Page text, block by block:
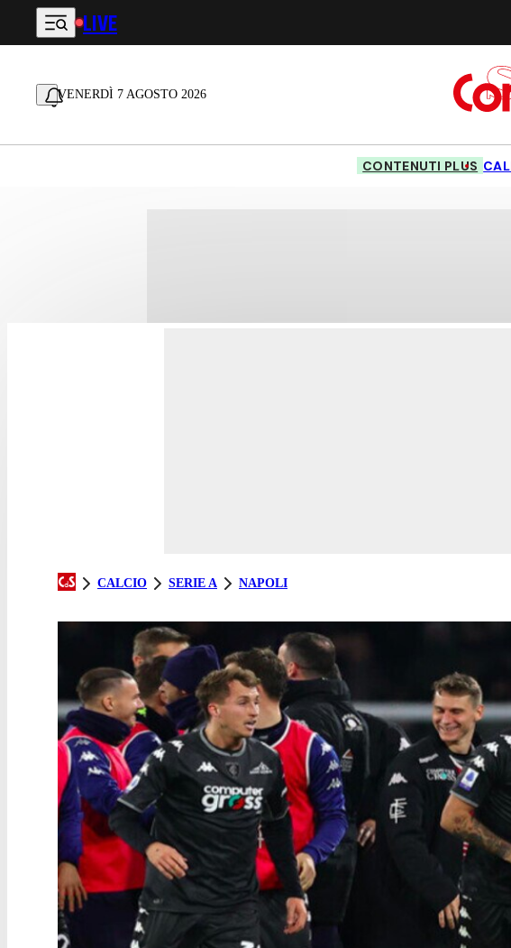
Vai al contenuto principale
LIVE
VENERDÌ 7 AGOSTO 2026
CONTENUTI PLUS
CALCIO SERIE A NAPOLI